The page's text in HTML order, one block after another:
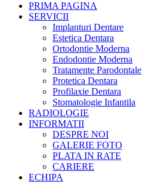
PRIMA PAGINA
SERVICII
Implanturi Dentare
Estetica Dentara
Ortodontie Moderna
Endodontie Moderna
Tratamente Parodontale
Protetica Dentara
Profilaxie Dentara
Stomatologie Infantila
RADIOLOGIE
INFORMATII
DESPRE NOI
GALERIE FOTO
PLATA IN RATE
CARIERE
ECHIPA